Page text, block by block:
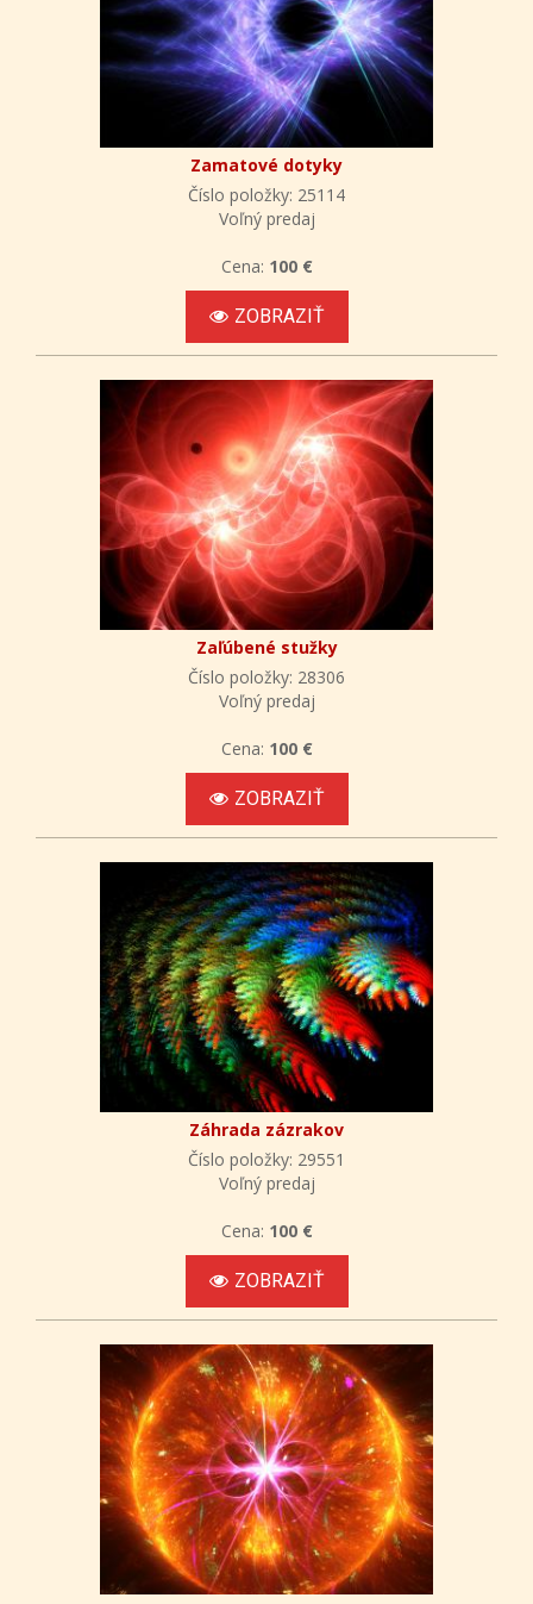
Zamatové dotyky
Číslo položky: 25114
Voľný predaj
Cena: 100 €
ZOBRAZIŤ
Zaľúbené stužky
Číslo položky: 28306
Voľný predaj
Cena: 100 €
ZOBRAZIŤ
Záhrada zázrakov
Číslo položky: 29551
Voľný predaj
Cena: 100 €
ZOBRAZIŤ